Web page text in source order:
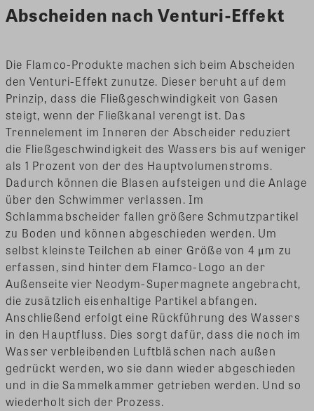
Abscheiden nach Venturi-Effekt
Die Flamco-Produkte machen sich beim Abscheiden
den Venturi-Effekt zunutze. Dieser beruht auf dem
Prinzip, dass die Fließgeschwindigkeit von Gasen
steigt, wenn der Fließkanal verengt ist. Das
Trennelement im Inneren der Abscheider reduziert
die Fließgeschwindigkeit des Wassers bis auf weniger
als 1 Prozent von der des Hauptvolumenstroms.
Dadurch können die Blasen aufsteigen und die Anlage
über den Schwimmer verlassen. Im
Schlammabscheider fallen größere Schmutzpartikel
zu Boden und können abgeschieden werden. Um
selbst kleinste Teilchen ab einer Größe von 4 μm zu
erfassen, sind hinter dem Flamco-Logo an der
Außenseite vier Neodym-Supermagnete angebracht,
die zusätzlich eisenhaltige Partikel abfangen.
Anschließend erfolgt eine Rückführung des Wassers
in den Hauptfluss. Dies sorgt dafür, dass die noch im
Wasser verbleibenden Luftbläschen nach außen
gedrückt werden, wo sie dann wieder abgeschieden
und in die Sammelkammer getrieben werden. Und so
wiederholt sich der Prozess.